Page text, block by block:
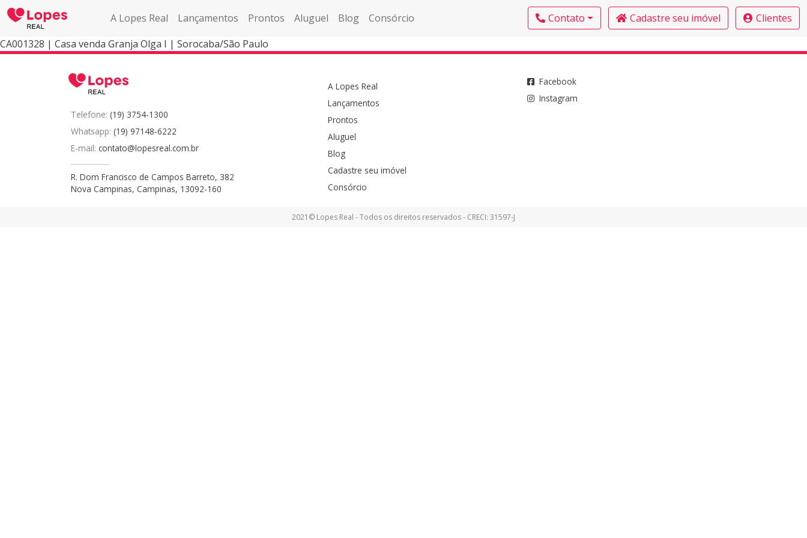
A Lopes Real Lançamentos Prontos Aluguel Blog Consórcio Contato Cadastre seu imóvel
Clientes
CA001328 | Casa venda Granja Olga I | Sorocaba/São Paulo
Telefone: (19) 3754-1300
Whatsapp: (19) 97148-6222
E-mail: contato@lopesreal.com.br
R. Dom Francisco de Campos Barreto, 382
Nova Campinas, Campinas, 13092-160
A Lopes Real
Lançamentos
Prontos
Aluguel
Blog
Cadastre seu imóvel
Consórcio
Facebook
Instagram
2021© Lopes Real - Todos os direitos reservados - CRECI: 31597-J